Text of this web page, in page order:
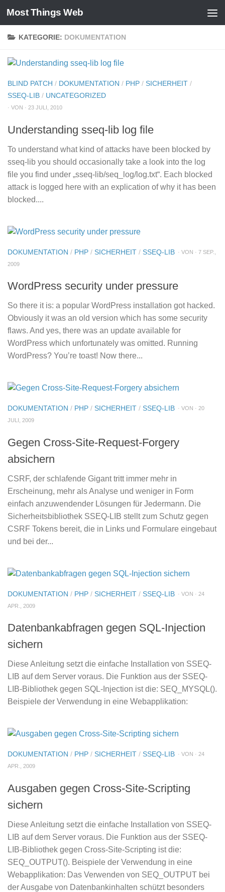
Zum Inhalt springen
Most Things Web
KATEGORIE: DOKUMENTATION
BLIND PATCH / DOKUMENTATION / PHP / SICHERHEIT /
SSEQ-LIB / UNCATEGORIZED
· VON · 23 JULI, 2010
Understanding sseq-lib log file
To understand what kind of attacks have been blocked by
sseq-lib you should occasionally take a look into the log
file you find under „sseq-lib/seq_log/log.txt“. Each blocked
attack is logged here with an explication of why it has been
blocked....
DOKUMENTATION / PHP / SICHERHEIT / SSEQ-LIB · VON · 7 SEP.,
2009
WordPress security under pressure
So there it is: a popular WordPress installation got hacked.
Obviously it was an old version which has some security
flaws. And yes, there was an update available for
WordPress which unfortunately was omitted. Running
WordPress? You’re toast! Now there...
DOKUMENTATION / PHP / SICHERHEIT / SSEQ-LIB · VON · 20
JULI, 2009
Gegen Cross-Site-Request-Forgery
absichern
CSRF, der schlafende Gigant tritt immer mehr in
Erscheinung, mehr als Analyse und weniger in Form
einfach anzuwendender Lösungen für Jedermann. Die
Sicherheitsbibliothek SSEQ-LIB stellt zum Schutz gegen
CSRF Tokens bereit, die in Links und Formulare eingebaut
und bei der...
DOKUMENTATION / PHP / SICHERHEIT / SSEQ-LIB · VON · 24
APR., 2009
Datenbankabfragen gegen SQL-Injection
sichern
Diese Anleitung setzt die einfache Installation von SSEQ-
LIB auf dem Server voraus. Die Funktion aus der SSEQ-
LIB-Bibliothek gegen SQL-Injection ist die: SEQ_MYSQL().
Beispiele der Verwendung in eine Webapplikation:
DOKUMENTATION / PHP / SICHERHEIT / SSEQ-LIB · VON · 24
APR., 2009
Ausgaben gegen Cross-Site-Scripting
sichern
Diese Anleitung setzt die einfache Installation von SSEQ-
LIB auf dem Server voraus. Die Funktion aus der SSEQ-
LIB-Bibliothek gegen Cross-Site-Scripting ist die:
SEQ_OUTPUT(). Beispiele der Verwendung in eine
Webapplikation: Das Verwenden von SEQ_OUTPUT bei
der Ausgabe von Datenbankinhalten schützt besonders